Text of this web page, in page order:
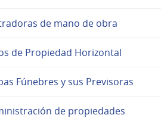
de mano de obra
de Propiedad Horizontal
Fúnebres y sus Previsoras
de propiedades